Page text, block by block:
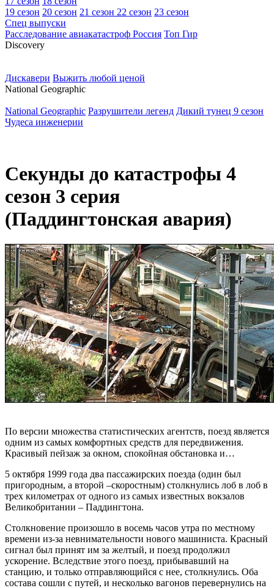
19 сезон 20 сезон 21 сезон 22 сезон 23 сезон
Спец выпуски
Расследование авиакатастроф Россия Топ Гир
Discovery
Дискавери Выжить любой ценой
National Geographic
National Geographic Разрушители легенд Дикий тунец 9 сезон
Чудеса инженерии
Секунды до катастрофы 4
сезон 3 серия
(Паддингтонская авария)
По версии множества статистических агентств, поезд является
одним из самых комфортных средств для передвижения.
Красивый пейзаж за окном, спокойная обстановка и…
5 октября 1999 года два пассажирских поезда (один был
пригородным, а второй –скоростным) столкнулись лоб в лоб в
трех километрах от одного из самых известных вокзалов
Великобритании – Паддингтона.
Столкновение произошло в восемь часов утра по местному
времени из-за невнимательности нового машиниста. Красный
сигнал был принят им за желтый, и поезд продолжил
ускорение. Вследствие этого поезд, прибывавший на
станцию, и только отправляющийся с нее, столкнулись. Оба
состава сошли с путей, и несколько вагонов перевернулись на